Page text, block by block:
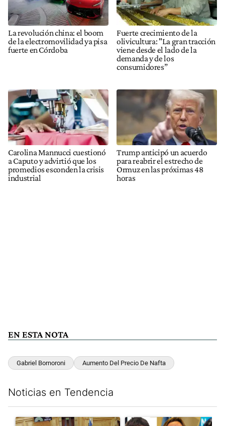
La revolución china: el boom
de la electromovilidad ya pisa
fuerte en Córdoba
Fuerte crecimiento de la
olivicultura: "La gran tracción
viene desde el lado de la
demanda y de los
consumidores”
Carolina Mannucci cuestionó
a Caputo y advirtió que los
promedios esconden la crisis
industrial
Trump anticipó un acuerdo
para reabrir el estrecho de
Ormuz en las próximas 48
horas
EN ESTA NOTA
Gabriel Bornoroni Aumento Del Precio De Nafta
Noticias en Tendencia
Un artículo de tendencia con el título "Qué queda de la ley de
Un artículo de tendencia con